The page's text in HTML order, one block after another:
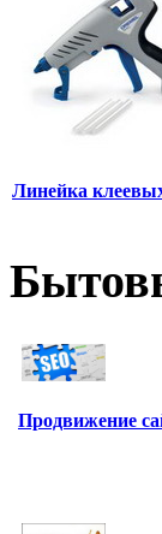
Линейка
Продвижение